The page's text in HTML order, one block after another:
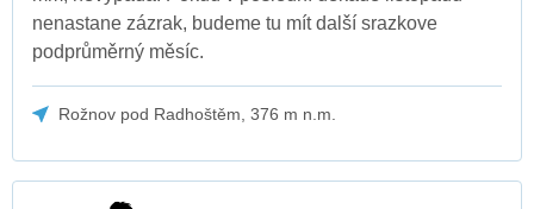
nenastane zázrak, budeme tu mít další srazkove
podprůměrný měsíc.
Rožnov pod Radhoštěm, 376 m n.m.